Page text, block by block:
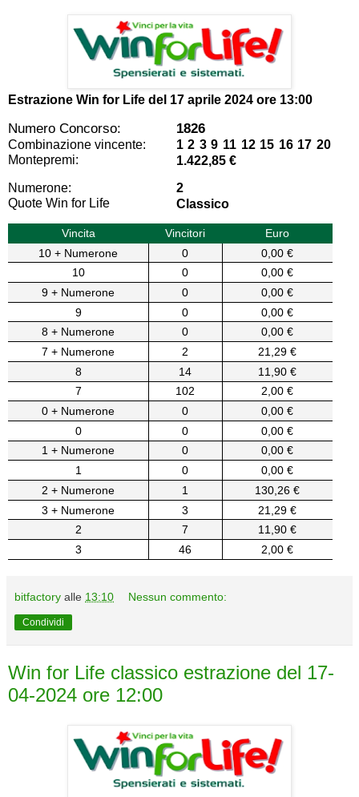
Estrazione Win for Life del 17 aprile 2024 ore 13:00
Numero Concorso: 1826
Combinazione vincente:
1 2 3 9 11 12 15 16 17 20
Montepremi:
1.422,85 €
Numerone:
2
Quote Win for Life
Classico
Vincita Vincitori
Euro
10 + Numerone
0
0,00 €
10
0
0,00 €
9 + Numerone
0
0,00 €
9
0
0,00 €
8 + Numerone
0
0,00 €
7 + Numerone
2
21,29 €
8
14
11,90 €
7
102
2,00 €
0 + Numerone
0
0,00 €
0
0
0,00 €
1 + Numerone
0
0,00 €
1
0
0,00 €
2 + Numerone
1
130,26 €
3 + Numerone
3
21,29 €
2
7
11,90 €
3
46 2,00 €
bitfactory alle 13:10 Nessun commento:
Condividi
Win for Life classico estrazione del 17-
04-2024 ore 12:00